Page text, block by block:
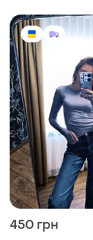
450 грн
Лонгслів жіночий
S і ще 2